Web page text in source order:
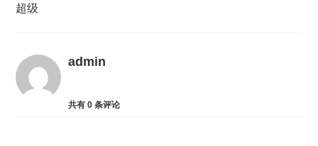
超级
admin
共有0 条评论